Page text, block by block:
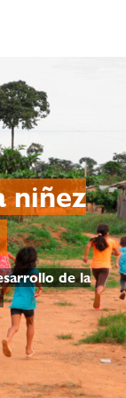
niñez
de la